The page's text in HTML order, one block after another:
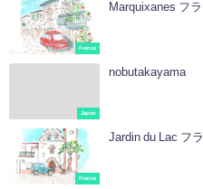
France
Marquixanes フ
Japan
nobutakayama
France
Jardin du Lac フ